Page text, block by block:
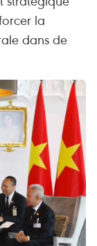
la
dans de